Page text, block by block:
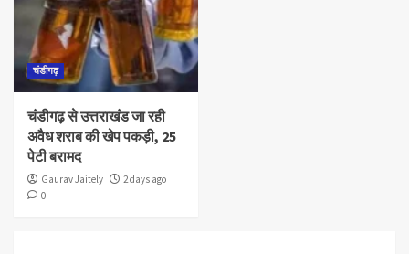
चंडीगढ़
चंडीगढ़ से उत्तराखंड जा रही
अवैध शराब की खेप पकड़ी, 25
पेटी बरामद
Gaurav Jaitely
2 days ago
0